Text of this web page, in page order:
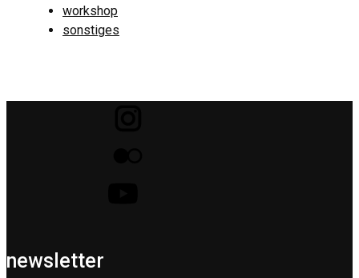
workshop
sonstiges
newsletter